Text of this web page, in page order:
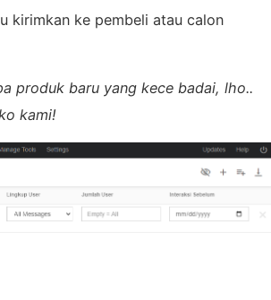
kirimkan ke pembeli atau calon
produk baru yang kece badai, lho..
kami!